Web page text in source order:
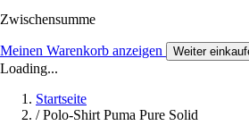
Zwischensumme
Meinen Warenkorb anzeigen Weiter
Loading...
Startseite
/ Polo-Shirt Puma Pure Solid